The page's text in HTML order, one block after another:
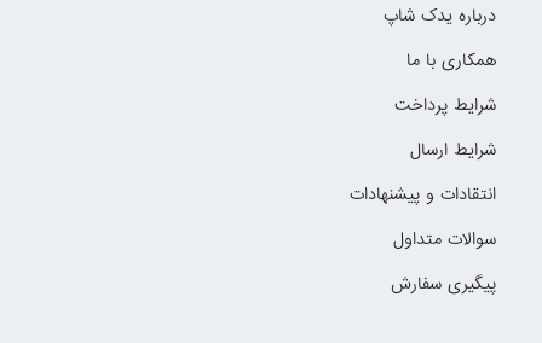
درباره یدک شاپ
همکاری با ما
شرایط پرداخت
شرایط ارسال
انتقادات و پیشنهادات
سوالات متداول
پیگیری سفارش